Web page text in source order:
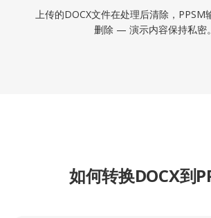
上传的DOCX文件在处理后清除，PPSM
删除 — 演示内容保持私密。
如何转换DOCX到